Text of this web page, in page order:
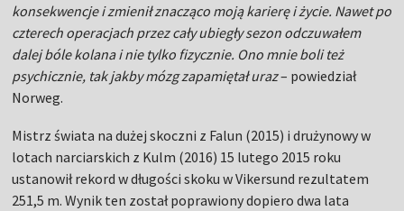
konsekwencje i zmienił znacząco moją karierę i życie. Nawet po
czterech operacjach przez cały ubiegły sezon odczuwałem
dalej bóle kolana i nie tylko fizycznie. Ono mnie boli też
psychicznie, tak jakby mózg zapamiętał uraz– powiedział
Norweg.
Mistrz świata na dużej skoczni z Falun (2015) i drużynowy w
lotach narciarskich z Kulm (2016) 15 lutego 2015 roku
ustanowił rekord w długości skoku w Vikersund rezultatem
251,5 m. Wynik ten został poprawiony dopiero dwa lata